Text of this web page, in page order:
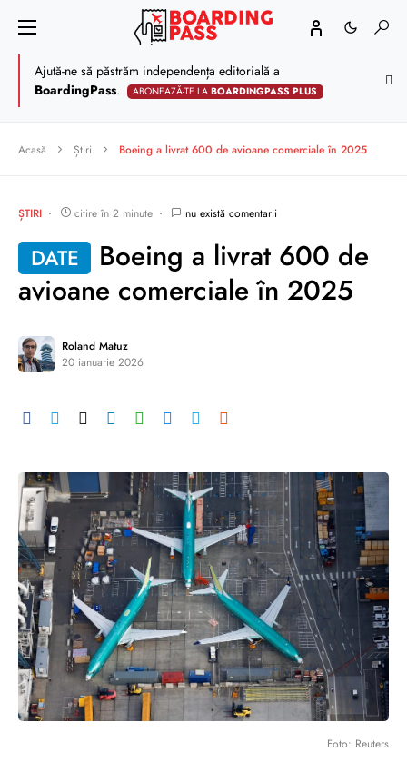
Ajută-ne să păstrăm independența editorială a
BoardingPass. ABONEAZĂ-TE LABOARDINGPASS PLUS
Acasă Știri Boeing a livrat 600 de avioane comerciale în 2025
ȘTIRI citire în 2 minute nu există comentarii
DATE
Boeing a livrat 600 de
avioane comerciale în 2025
Roland Matuz
20 ianuarie 2026
Foto: Reuters